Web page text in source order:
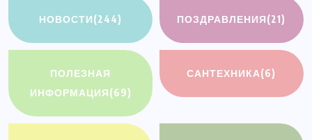
НОВОСТИ(244) ПОЗДРАВЛЕНИЯ(21)
ПОЛЕЗНАЯ
ИНФОРМАЦИЯ(69)
САНТЕХНИКА(6)